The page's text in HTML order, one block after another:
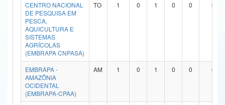
Controladoria-Geral da União
Ministério da Mulher, da Família e dos Direitos Humanos
Secretaria-Geral
Secretaria de Governo
Gabinete de Segurança Institucional
CENTRO NACIONAL
DE PESQUISA EM
PESCA,
AQUICULTURA E
SISTEMAS
AGRÍCOLAS
(EMBRAPA CNPASA)
TO 1 0 1 0 0 0
EMBRAPA -
AMAZÔNIA
OCIDENTAL
(EMBRAPA-CPAA)
AM 1 0 1 0 0 0